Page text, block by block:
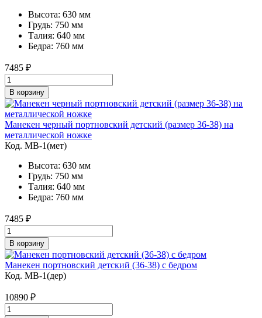
Высота: 630 мм
Грудь: 750 мм
Талия: 640 мм
Бедра: 760 мм
7485 ₽
В корзину
Манекен черный портновский детский (размер 36-38) на
металлической ножке
Код. MB-1(мет)
Высота: 630 мм
Грудь: 750 мм
Талия: 640 мм
Бедра: 760 мм
7485 ₽
В корзину
Манекен портновский детский (36-38) с бедром
Код. MB-1(дер)
10890 ₽